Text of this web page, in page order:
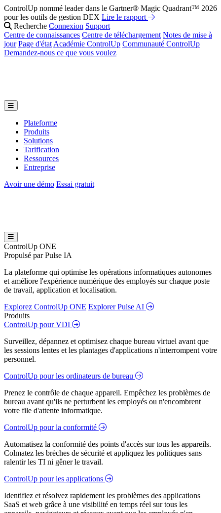
ControlUp nommé leader dans le Gartner® Magic Quadrant™ 2026
pour les outils de gestion DEX Lire le rapport
Recherche Connexion Support
Centre de connaissances Centre de téléchargement Notes de mise à
jour Page d'état Académie ControlUp Communauté ControlUp
Demandez-nous ce que vous voulez
Plateforme
Produits
Solutions
Tarification
Ressources
Entreprise
Avoir une démo Essai gratuit
ControlUp ONE
Propulsé par Pulse IA
La plateforme qui optimise les opérations informatiques autonomes
et améliore l'expérience numérique des employés sur chaque poste
de travail, application et localisation.
Explorez ControlUp ONE Explorer Pulse AI
Produits
ControlUp pour VDI
Surveillez, dépannez et optimisez chaque bureau virtuel avant que
les sessions lentes et les plantages d'applications n'interrompent votre
personnel.
ControlUp pour les ordinateurs de bureau
Prenez le contrôle de chaque appareil. Empêchez les problèmes de
bureau avant qu'ils ne perturbent les employés ou n'encombrent
votre file d'attente informatique.
ControlUp pour la conformité
Automatisez la conformité des points d'accès sur tous les appareils.
Colmatez les brèches de sécurité et appliquez les politiques sans
ralentir les TI ni gêner le travail.
ControlUp pour les applications
Identifiez et résolvez rapidement les problèmes des applications
SaaS et web grâce à une visibilité en temps réel sur tous les